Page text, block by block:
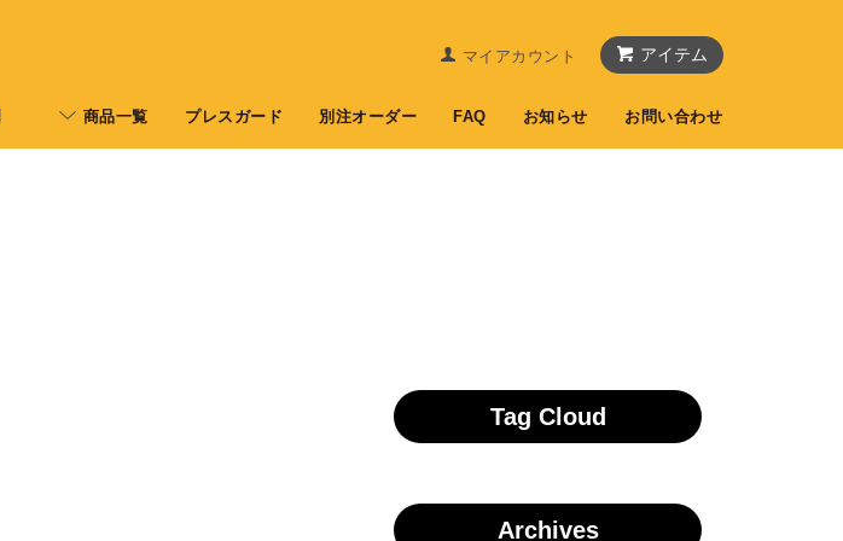
アイテム
マイアカウント
商品一覧 プレスガード 別注オーダー FAQ お知らせ お問い合わせ
Tag Cloud
Archives